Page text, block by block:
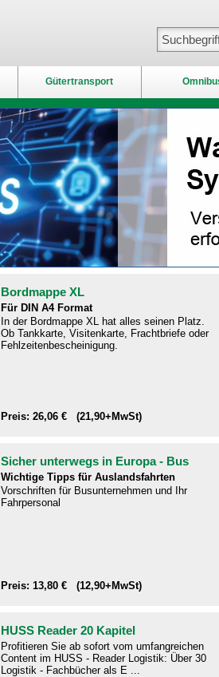
Gütertransport
Bordmappe XL
Für DIN A4 Format
In der Bordmappe XL hat alles seinen Platz.
Ob Tankkarte, Visitenkarte, Frachtbriefe oder
Fehlzeitenbescheinigung.
Preis: 26,06 € (21,90+MwSt)
Sicher unterwegs in Europa - Bus
Wichtige Tipps für Auslandsfahrten
Vorschriften für Busunternehmen und Ihr
Fahrpersonal
Preis: 13,80 € (12,90+MwSt)
HUSS Reader 20 Kapitel
Profitieren Sie ab sofort vom umfangreichen
Content im HUSS - Reader Logistik: Über 30
Logistik - Fachbücher als E ...